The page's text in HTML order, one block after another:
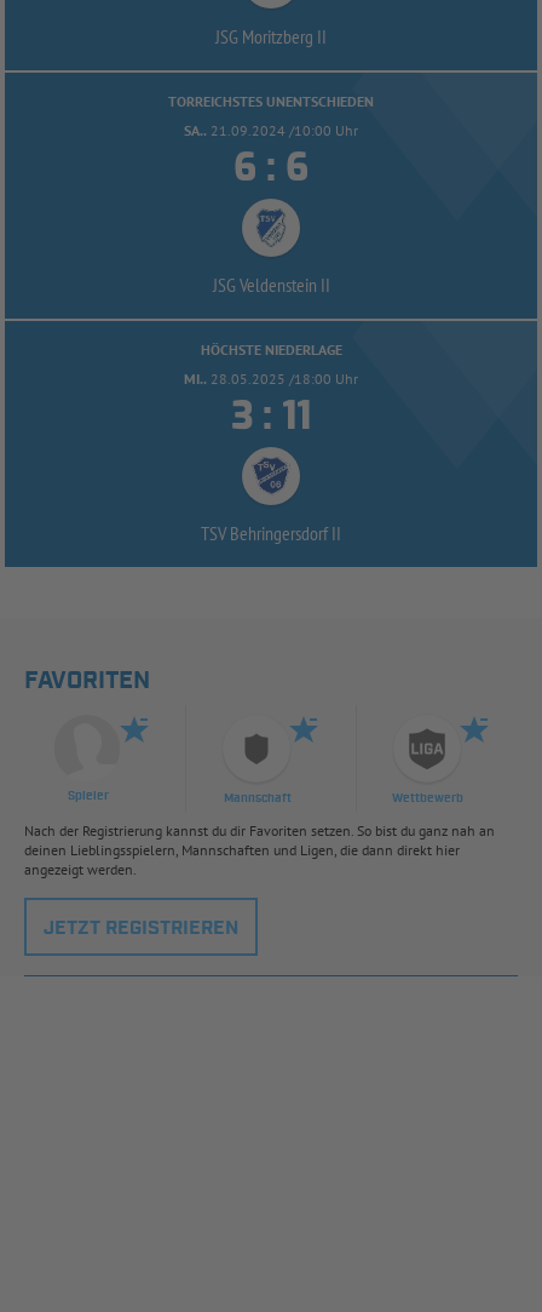
JSG Moritzberg II
TORREICHSTES UNENTSCHIEDEN
SA.. 21.09.2024 /10:00 Uhr
 : 
JSG Veldenstein II
HÖCHSTE NIEDERLAGE
MI.. 28.05.2025 /18:00 Uhr
 : 
TSV Behringersdorf II
FAVORITEN
Spieler Mannschaft Wettbewerb
Nach der Registrierung kannst du dir Favoriten setzen. So bist du ganz nah an
deinen Lieblingsspielern, Mannschaften und Ligen, die dann direkt hier
angezeigt werden.
JETZT REGISTRIEREN